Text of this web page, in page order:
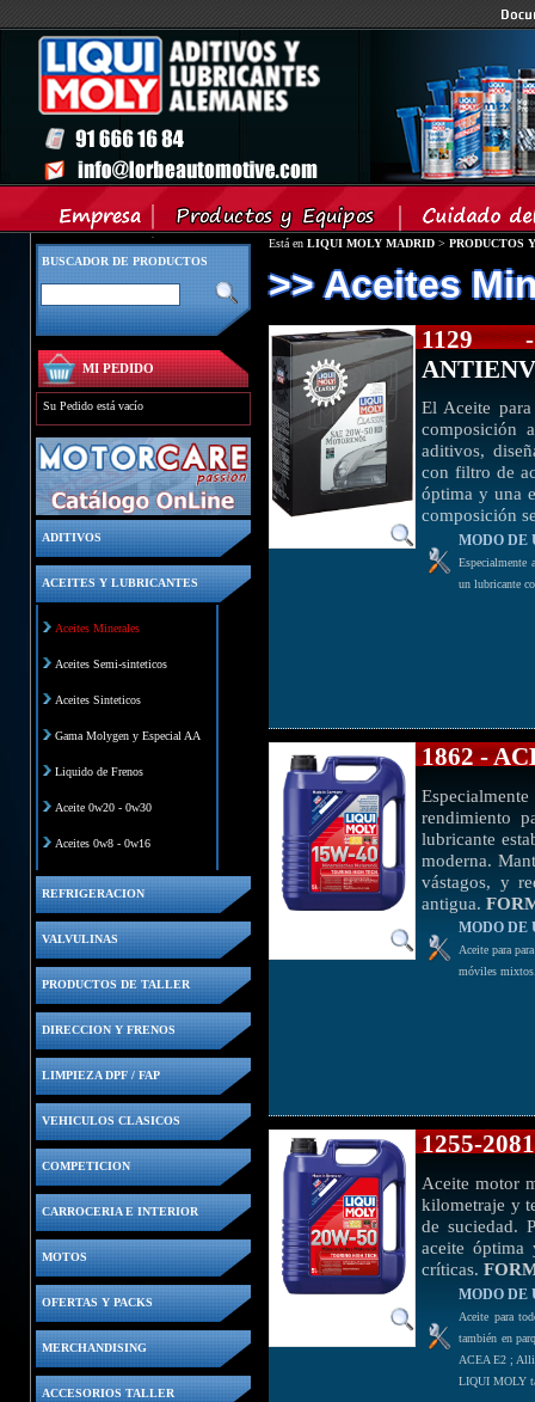
BUSCADOR DE PRODUCTOS
MI PEDIDO
Su Pedido está vacío
ADITIVOS
ACEITES Y LUBRICANTES
Aceites Minerales
Aceites Semi-sinteticos
Aceites Sinteticos
Gama Molygen y Especial AA
Liquido de Frenos
Aceite 0w20 - 0w30
Aceites 0w8 - 0w16
REFRIGERACION
VALVULINAS
PRODUCTOS DE TALLER
DIRECCION Y FRENOS
LIMPIEZA DPF / FAP
VEHICULOS CLASICOS
COMPETICION
CARROCERIA E INTERIOR
MOTOS
OFERTAS Y PACKS
MERCHANDISING
ACCESORIOS TALLER
Está en LIQUI MOLY MADRID > PRODUCTOS
>> Aceites
1129
El Aceite
composición
aditivos,
con filtro de
óptima y una
composición
MODO DE
Especialmente
un lubricante
1862 -
rendimiento
lubricante
moderna.
vástagos, y
antigua.
MODO DE
Aceite para
móviles
1255-
Aceite motor
kilometraje y
de suciedad.
aceite óptima
críticas.
MODO DE
Aceite para
también en
ACEA E2 ;
LIQUI MOLY